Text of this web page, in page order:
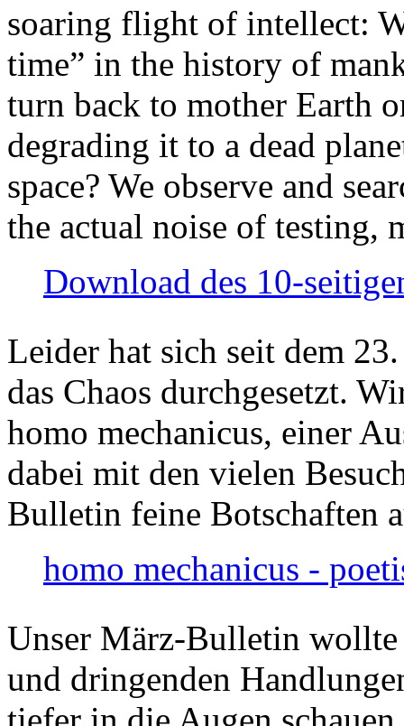
soaring flight of intellect:
time” in the history of
turn back to mother Earth
degrading it to a dead
space? We observe and
the actual noise of testing,
Download des 10-
Leider hat sich seit dem
das Chaos durchgesetzt.
homo mechanicus, einer
dabei mit den vielen
Bulletin feine Botschaften
homo mechanicus -
Unser März-Bulletin
und dringenden